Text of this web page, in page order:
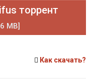
торрент
MB]
Как скачать?